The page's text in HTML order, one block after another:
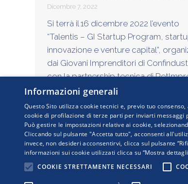
Dicembre 7, 2022
Si terrà il 16 dicembre 2022 l’evento
“Talentis – GI Startup Program,
innovazione e venture capital”,
dai Giovani Imprenditori di
con la partnership tecnica di
L’incontro…
Informazioni generali
Questo Sito utilizza cookie tecnici e, previo tuo
cookie di profilazione di terze parti per inviarti
Può gestire le impostazioni relative ai cookie,
Cliccando sul pulsante "Accetta tutto", acconsenti
invece, non desideri acconsentirvi, clicca sul pulsante
informazioni sui cookie utilizzati clicca su “Mostra
COOKIE STRETTAMENTE NECESSARI